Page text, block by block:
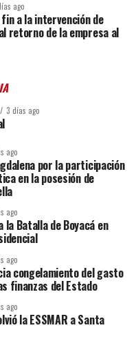
ago
a la intervención de
retorno de la empresa al
3 días ago
ago
por la participación
en la posesión de
ago
la Batalla de Boyacá en
ago
congelamiento del gasto
finanzas del Estado
ago
la ESSMAR a Santa